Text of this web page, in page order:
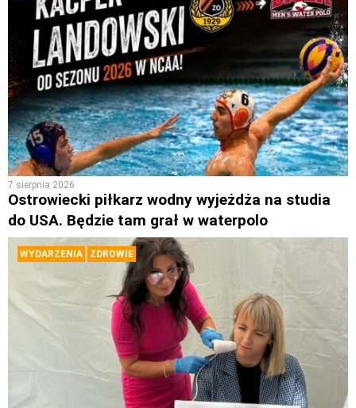
7 sierpnia 2026
Ostrowiecki piłkarz wodny wyjeżdża na studia
do USA. Będzie tam grał w waterpolo
WYDARZENIA ZDROWIE